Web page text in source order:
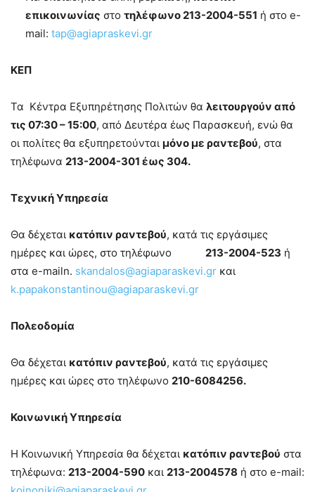
επικοινωνίας στο τηλέφωνο 213-2004-551 ή στο e-
mail: tap@agiapraskevi.gr
ΚΕΠ
Τα Κέντρα Εξυπηρέτησης Πολιτών θα λειτουργούν από
τις 07:30 – 15:00, από Δευτέρα έως Παρασκευή, ενώ θα
οι πολίτες θα εξυπηρετούνται μόνο με ραντεβού, στα
τηλέφωνα 213-2004-301 έως 304.
Τεχνική Υπηρεσία
Θα δέχεται κατόπιν ραντεβού, κατά τις εργάσιμες
ημέρες και ώρες, στο τηλέφωνο 213-2004-523 ή
στα e-mailn. skandalos@agiaparaskevi.gr και
k.papakonstantinou@agiaparaskevi.gr
Πολεοδομία
Θα δέχεται κατόπιν ραντεβού, κατά τις εργάσιμες
ημέρες και ώρες στο τηλέφωνο 210-6084256.
Κοινωνική Υπηρεσία
Η Κοινωνική Υπηρεσία θα δέχεται κατόπιν ραντεβού στα
τηλέφωνα: 213-2004-590 και 213-2004578 ή στο e-mail: